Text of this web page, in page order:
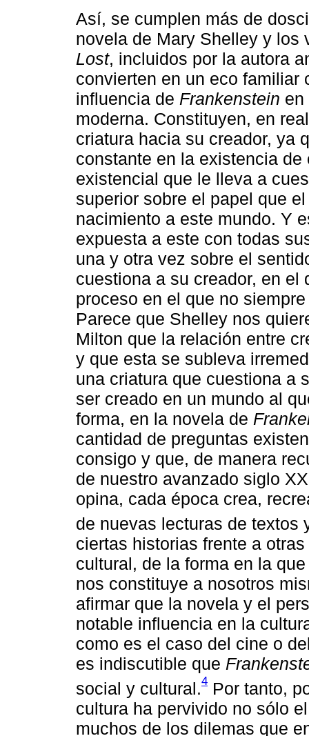
Así, se cumplen más de
novela de Mary Shelley y
Lost, incluidos por la autora
convierten en un eco familiar
influencia de Frankenstein en
moderna. Constituyen, en
criatura hacia su creador, ya
constante en la existencia
existencial que le lleva a
superior sobre el papel que
nacimiento a este mundo. Y
expuesta a este con todas
una y otra vez sobre el
cuestiona a su creador, en el
proceso en el que no
Parece que Shelley nos
Milton que la relación entre
y que esta se subleva
una criatura que cuestiona a
ser creado en un mundo al
forma, en la novela de
cantidad de preguntas
consigo y que, de manera
de nuestro avanzado siglo
opina, cada época crea,
de nuevas lecturas de textos
ciertas historias frente a
cultural, de la forma en la
nos constituye a nosotros
afirmar que la novela y el
notable influencia en la
como es el caso del cine o
es indiscutible que
social y cultural.4 Por tanto,
cultura ha pervivido no sólo
muchos de los dilemas que